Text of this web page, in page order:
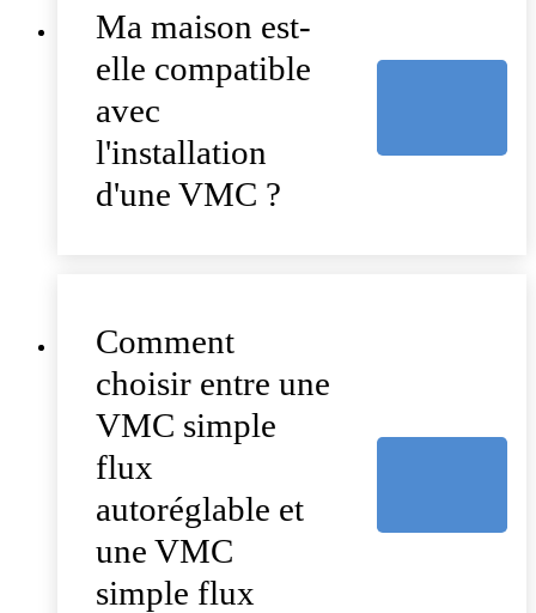
Ma maison est-
elle compatible
avec
l'installation
d'une VMC ?
Comment
choisir entre une
VMC simple
flux
autoréglable et
une VMC
simple flux